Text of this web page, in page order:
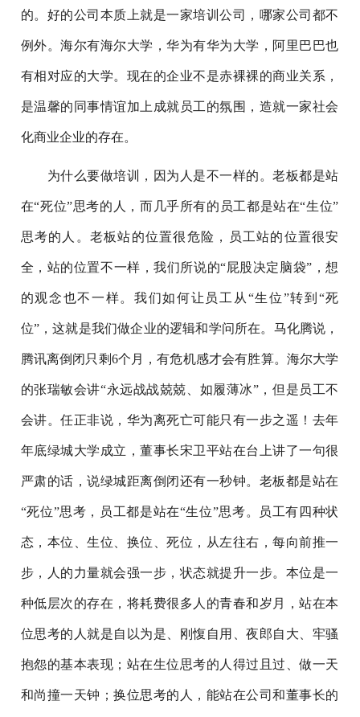
的。好的公司本质上就是一家培训公司，哪家公司都不
例外。海尔有海尔大学，华为有华为大学，阿里巴巴也
有相对应的大学。现在的企业不是赤裸裸的商业关系，
是温馨的同事情谊加上成就员工的氛围，造就一家社会
化商业企业的存在。
为什么要做培训，因为人是不一样的。老板都是站
在“死位”思考的人，而几乎所有的员工都是站在“生位”
思考的人。老板站的位置很危险，员工站的位置很安
全，站的位置不一样，我们所说的“屁股决定脑袋”，想
的观念也不一样。我们如何让员工从“生位”转到“死
位”，这就是我们做企业的逻辑和学问所在。马化腾说，
腾讯离倒闭只剩6个月，有危机感才会有胜算。海尔大学
的张瑞敏会讲“永远战战兢兢、如履薄冰”，但是员工不
会讲。任正非说，华为离死亡可能只有一步之遥！去年
年底绿城大学成立，董事长宋卫平站在台上讲了一句很
严肃的话，说绿城距离倒闭还有一秒钟。老板都是站在
“死位”思考，员工都是站在“生位”思考。员工有四种状
态，本位、生位、换位、死位，从左往右，每向前推一
步，人的力量就会强一步，状态就提升一步。本位是一
种低层次的存在，将耗费很多人的青春和岁月，站在本
位思考的人就是自以为是、刚愎自用、夜郎自大、牢骚
抱怨的基本表现；站在生位思考的人得过且过、做一天
和尚撞一天钟；换位思考的人，能站在公司和董事长的